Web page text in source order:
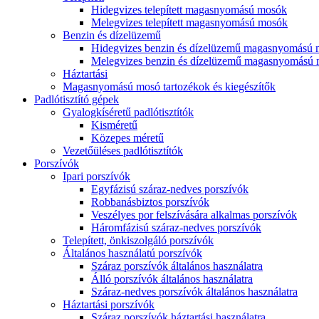
Hidegvizes telepített magasnyomású mosók
Melegvizes telepített magasnyomású mosók
Benzin és dízelüzemű
Hidegvizes benzin és dízelüzemű magasnyomású
Melegvizes benzin és dízelüzemű magasnyomású
Háztartási
Magasnyomású mosó tartozékok és kiegészítők
Padlótisztító gépek
Gyalogkíséretű padlótisztítók
Kisméretű
Közepes méretű
Vezetőüléses padlótisztítók
Porszívók
Ipari porszívók
Egyfázisú száraz-nedves porszívók
Robbanásbiztos porszívók
Veszélyes por felszívására alkalmas porszívók
Háromfázisú száraz-nedves porszívók
Telepített, önkiszolgáló porszívók
Általános használatú porszívók
Száraz porszívók általános használatra
Álló porszívók általános használatra
Száraz-nedves porszívók általános használatra
Háztartási porszívók